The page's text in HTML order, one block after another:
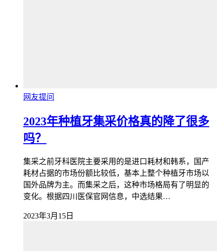
网友提问
2023年种植牙集采价格真的降了很多
吗？
集采之前牙科医院主要采用的是进口耗材和韩系，国产
耗材占据的市场份额比较低，基本上整个种植牙市场以
国外品牌为主。而集采之后，这种市场格局有了明显的
变化。根据四川医保官网信息，中选结果…
2023年3月15日